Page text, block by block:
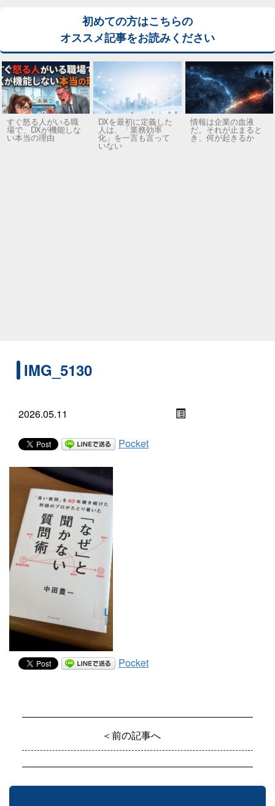
初めての方はこちらの
オススメ記事をお読みください
すぐ怒る人がいる職
場で、DXが機能しな
い本当の理由
DXを最初に定義した
人は、「業務効率
化」を一言も言って
いない
情報は企業の血液
だ。それが止まると
き、何が起きるか
IMG_5130
2026.05.11
Pocket
Pocket
＜前の記事へ